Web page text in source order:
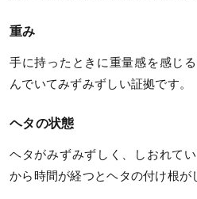
重み
手に持ったときに重量感を感じ
んでいてみずみずしい証拠です。
ヘタの状態
ヘタがみずみずしく、しおれて
から時間が経つとヘタの付け根が